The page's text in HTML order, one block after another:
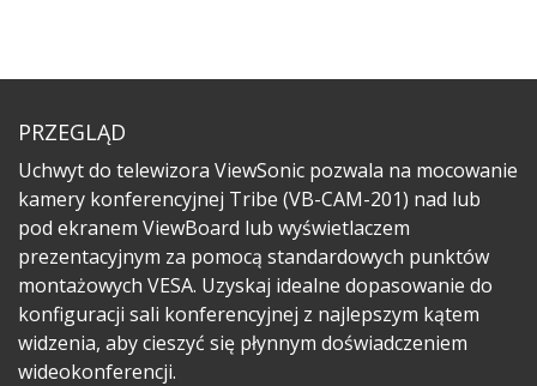
PRZEGLĄD
Uchwyt do telewizora ViewSonic pozwala na mocowanie
kamery konferencyjnej Tribe (VB-CAM-201) nad lub
pod ekranem ViewBoard lub wyświetlaczem
prezentacyjnym za pomocą standardowych punktów
montażowych VESA. Uzyskaj idealne dopasowanie do
konfiguracji sali konferencyjnej z najlepszym kątem
widzenia, aby cieszyć się płynnym doświadczeniem
wideokonferencji.